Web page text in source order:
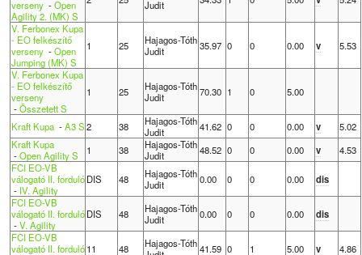
verseny-Open
Agility 2. (MK) S
Judit
V. Ferbonex Kupa
- EO felkészítő
verseny-Open
Jumping (MK) S
1 25
Hajagos-Tóth
Judit
35.97 0 0 0.00 v 5.53
V. Ferbonex Kupa
- EO felkészítő
verseny
-Összetett S
1 25
Hajagos-Tóth
Judit
70.30 1 0 5.00
Kraft Kupa-A3 S2 38
Hajagos-Tóth
Judit
41.62 0 0 0.00 v
5.02
Kraft Kupa
-Open Agility S 1 38
Hajagos-Tóth
Judit
48.52 0 0 0.00 v
4.53
FCI EO-VB
válogató II. forduló
- IV. Agility
DIS 48
Hajagos-Tóth
Judit
0.00 0 0 0.00
dis
FCI EO-VB
válogató II. forduló
-V. Agility
DIS 48
Hajagos-Tóth
Judit
0.00 0 0 0.00
dis
FCI EO-VB
válogató II. forduló 11 48
Hajagos-Tóth 41.59 0 1 5.00 v
4.86